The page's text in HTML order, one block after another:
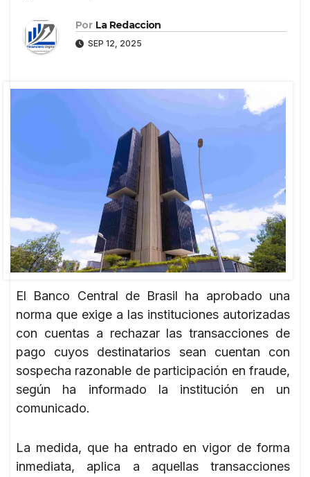
Por La Redaccion
SEP 12, 2025
El Banco Central de Brasil ha aprobado una
norma que exige a las instituciones autorizadas
con cuentas a rechazar las transacciones de
pago cuyos destinatarios sean cuentan con
sospecha razonable de participación en fraude,
según ha informado la institución en un
comunicado.
La medida, que ha entrado en vigor de forma
inmediata, aplica a aquellas transacciones